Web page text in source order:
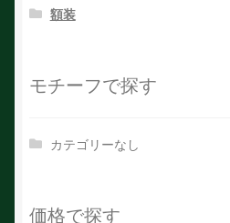
額装
モチーフで探す
カテゴリーなし
価格で探す